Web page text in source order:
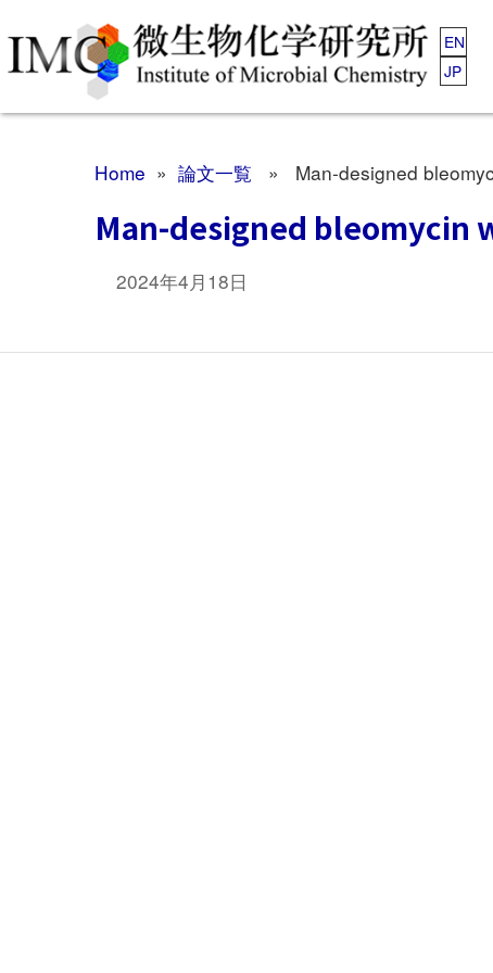
EN
JP
Home » 論文一覧 » Man-designed
Man-designed bleomycin
2024年4月18日